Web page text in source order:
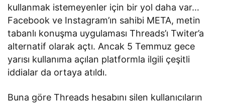
kullanmak istemeyenler için bir yol daha var…
Facebook ve Instagram’ın sahibi META, metin
tabanlı konuşma uygulaması Threads’ı Twiter’a
alternatif olarak açtı. Ancak 5 Temmuz gece
yarısı kullanıma açılan platformla ilgili çeşitli
iddialar da ortaya atıldı.
Buna göre Threads hesabını silen kullanıcıların